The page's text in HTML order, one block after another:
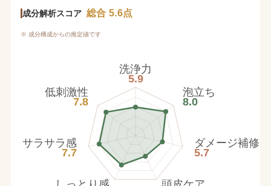
成分解析スコア 総合 5.6点
※ 成分構成からの推定値です
洗浄力
5.9
泡立ち
8.0
ダメージ補修
5.7
サラサラ感
7.7
低刺激性
7.8